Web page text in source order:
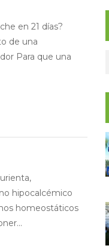
en 21 días?
de una
Para que una
hipocalcémico
homeostáticos